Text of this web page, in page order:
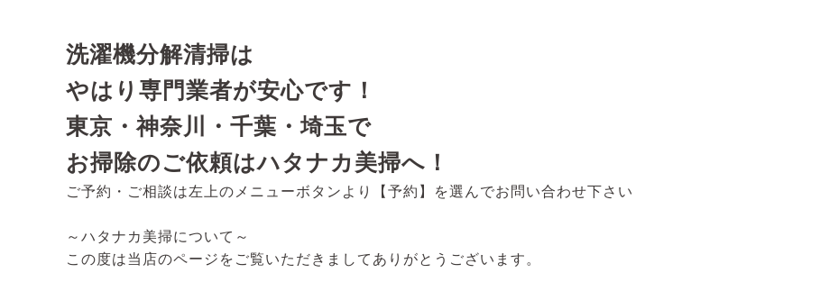
洗濯機分解清掃は
やはり専門業者が安心です！
東京・神奈川・千葉・埼玉で
お掃除のご依頼はハタナカ美掃へ！
ご予約・ご相談は左上のメニューボタンより【予約】を選んでお問い合わせ下さい
～ハタナカ美掃について～
この度は当店のページをご覧いただきましてありがとうございます。